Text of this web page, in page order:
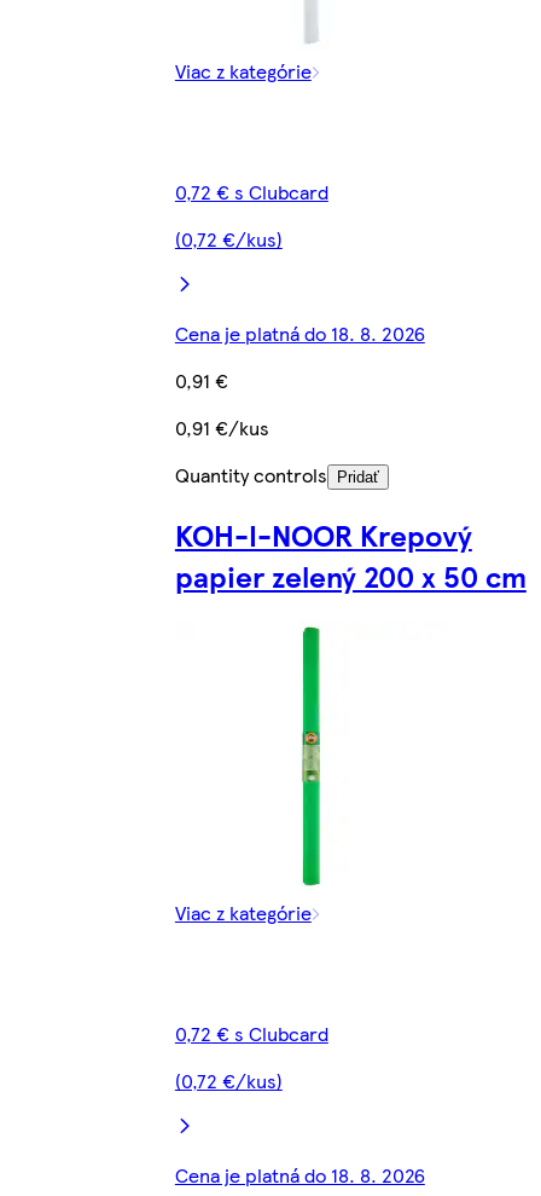
Viac z kategórie
0,72 € s Clubcard
(0,72 €/kus)
Cena je platná do 18. 8. 2026
0,91 €
0,91 €/kus
Quantity controls
Pridať
KOH-I-NOOR Krepový
papier zelený 200 x 50 cm
Viac z kategórie
0,72 € s Clubcard
(0,72 €/kus)
Cena je platná do 18. 8. 2026